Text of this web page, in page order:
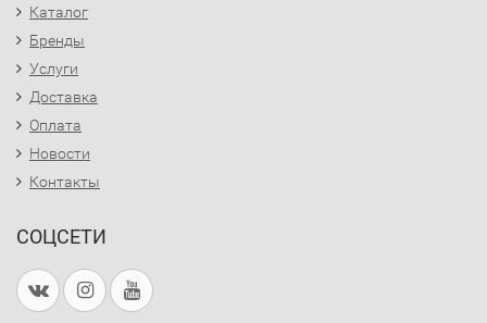
Каталог
Бренды
Услуги
Доставка
Оплата
Новости
Контакты
СОЦСЕТИ